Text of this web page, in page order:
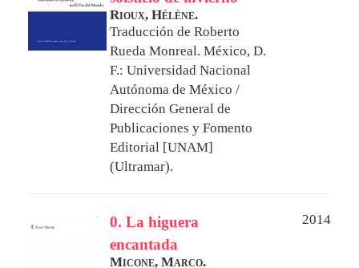
Rioux, Hélène.
Traducción de Roberto
Rueda Monreal. México, D.
F.: Universidad Nacional
Autónoma de México /
Dirección General de
Publicaciones y Fomento
Editorial [UNAM]
(Ultramar).
0. La higuera
encantada
2014
Micone, Marco.